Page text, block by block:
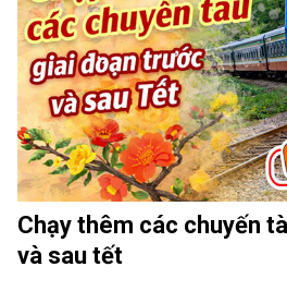
Chạy thêm các chuyến
và sau tết